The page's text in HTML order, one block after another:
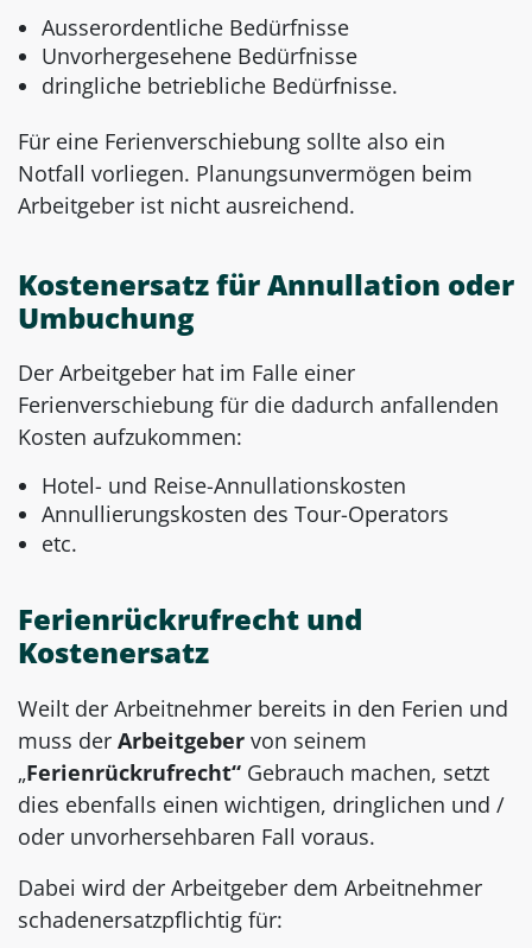
Ausserordentliche Bedürfnisse
Unvorhergesehene Bedürfnisse
dringliche betriebliche Bedürfnisse.
Für eine Ferienverschiebung sollte also ein
Notfall vorliegen. Planungsunvermögen beim
Arbeitgeber ist nicht ausreichend.
Kostenersatz für Annullation oder
Umbuchung
Der Arbeitgeber hat im Falle einer
Ferienverschiebung für die dadurch anfallenden
Kosten aufzukommen:
Hotel- und Reise-Annullationskosten
Annullierungskosten des Tour-Operators
etc.
Ferienrückrufrecht und
Kostenersatz
Weilt der Arbeitnehmer bereits in den Ferien und
muss der Arbeitgeber von seinem
„Ferienrückrufrecht“ Gebrauch machen, setzt
dies ebenfalls einen wichtigen, dringlichen und /
oder unvorhersehbaren Fall voraus.
Dabei wird der Arbeitgeber dem Arbeitnehmer
schadenersatzpflichtig für: